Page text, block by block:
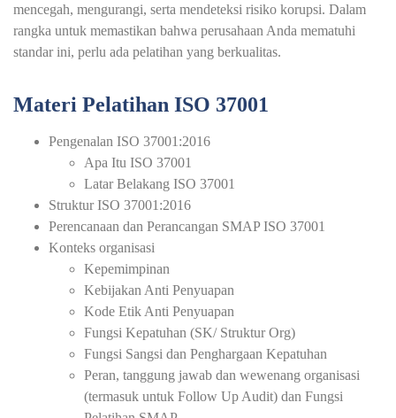
mencegah, mengurangi, serta mendeteksi risiko korupsi. Dalam
rangka untuk memastikan bahwa perusahaan Anda mematuhi
standar ini, perlu ada pelatihan yang berkualitas.
Materi Pelatihan ISO 37001
Pengenalan ISO 37001:2016
Apa Itu ISO 37001
Latar Belakang ISO 37001
Struktur ISO 37001:2016
Perencanaan dan Perancangan SMAP ISO 37001
Konteks organisasi
Kepemimpinan
Kebijakan Anti Penyuapan
Kode Etik Anti Penyuapan
Fungsi Kepatuhan (SK/ Struktur Org)
Fungsi Sangsi dan Penghargaan Kepatuhan
Peran, tanggung jawab dan wewenang organisasi
(termasuk untuk Follow Up Audit) dan Fungsi